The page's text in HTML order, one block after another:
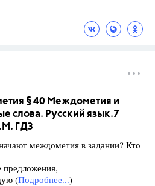
§ 40 Междометия и
слова. Русский язык.7
ГДЗ
междометия в задании? Кто
предложения,
(Подробнее...)